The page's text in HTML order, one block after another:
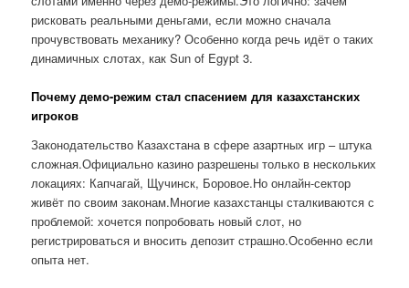
рисковать реальными деньгами, если можно сначала
прочувствовать механику? Особенно когда речь идёт о таких
динамичных слотах, как Sun of Egypt 3.
Почему демо-режим стал спасением для казахстанских
игроков
Законодательство Казахстана в сфере азартных игр – штука
сложная.Официально казино разрешены только в нескольких
локациях: Капчагай, Щучинск, Боровое.Но онлайн-сектор
живёт по своим законам.Многие казахстанцы сталкиваются с
проблемой: хочется попробовать новый слот, но
регистрироваться и вносить депозит страшно.Особенно если
опыта нет.